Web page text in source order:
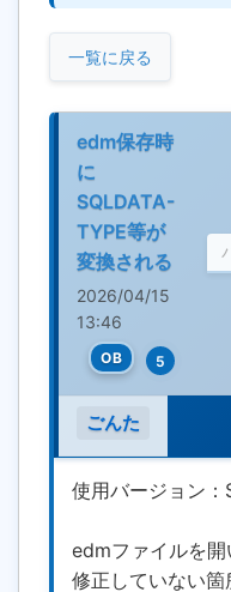
一覧に戻る
edm保存時
に
SQLDATA-
TYPE等が
変換される
2026/04/15
13:46
OB 5
ごんた
使用バージョン
edmファイルを開
修正していない箇